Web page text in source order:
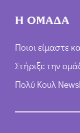
Η ΟΜΑΔΑ
Ποιοι είμαστε
Στήριξε την
Πολύ Κουλ